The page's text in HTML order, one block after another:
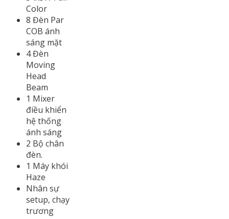
Color
8 Đèn Par
COB ánh
sáng mặt
4 Đèn
Moving
Head
Beam
1 Mixer
điều khiển
hệ thống
ánh sáng
2 Bộ chân
đèn.
1 Máy khói
Haze
Nhân sự
setup, chạy
trương